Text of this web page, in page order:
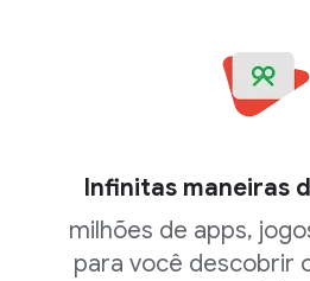
Infinitas maneiras
milhões de apps,
para você descobrir